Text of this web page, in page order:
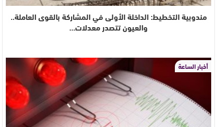
مندوبية التخطيط: الداخلة الأولى في المشاركة بالقوى العاملة..
والعيون تتصدر معدلات…
أخبار الساعة